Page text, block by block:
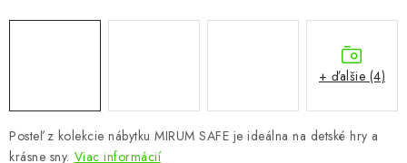
Kontakty Podmienky ochrany osobných údajov
Registrace
Posteľ z kolekcie nábytku MIRUM SAFE je ideálna na detské hry a
krásne sny. Viac informácií
+ ďalšie (4)